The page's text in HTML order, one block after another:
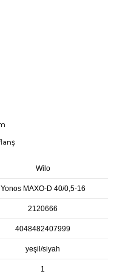
Wilo
Yonos MAXO-D 40/0,5-16
2120666
4048482407999
yeşil/siyah
1